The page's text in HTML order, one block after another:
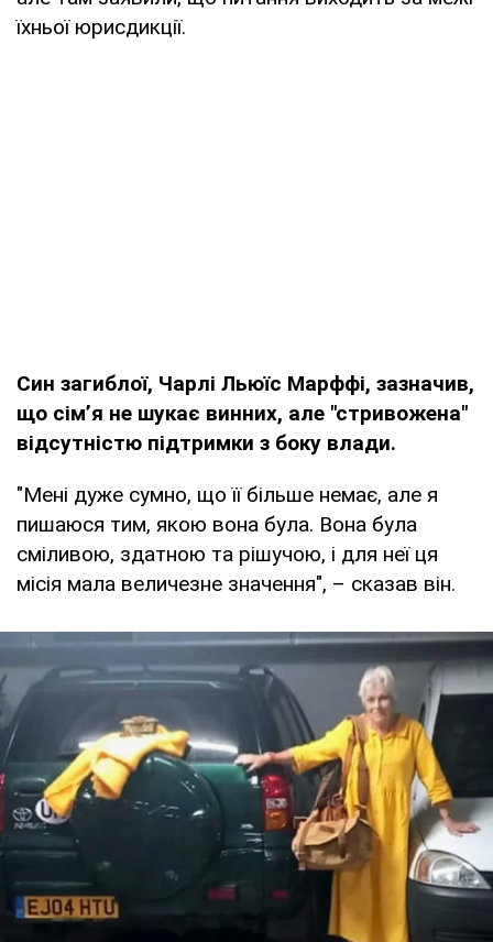
їхньої юрисдикції.
Син загиблої, Чарлі Льюїс Марффі, зазначив,
що сім’я не шукає винних, але "стривожена"
відсутністю підтримки з боку влади.
"Мені дуже сумно, що її більше немає, але я
пишаюся тим, якою вона була. Вона була
сміливою, здатною та рішучою, і для неї ця
місія мала величезне значення", – сказав він.